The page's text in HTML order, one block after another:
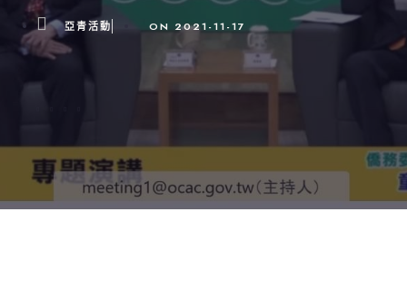
亞青活動 ON 2021-11-17